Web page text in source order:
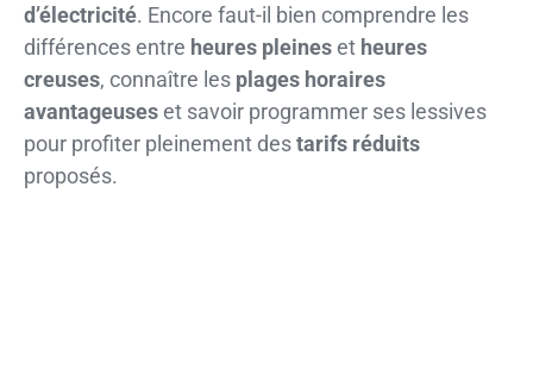
d’électricité. Encore faut-il bien comprendre les
différences entre heures pleineset heures
creuses, connaître les plages horaires
avantageuseset savoir programmer ses lessives
pour profiter pleinement destarifs réduits
proposés.